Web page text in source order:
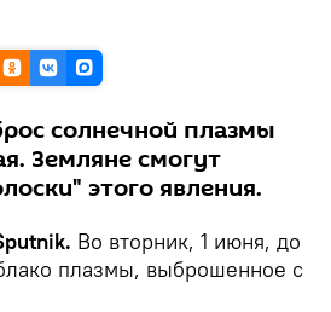
солнечной плазмы
Земляне смогут
этого явления.
Во вторник, 1 июня, до
плазмы, выброшенное с